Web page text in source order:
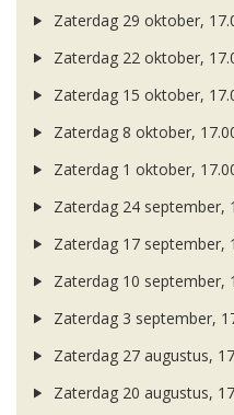
Zaterdag 29 oktober,
Zaterdag 22 oktober,
Zaterdag 15 oktober,
Zaterdag 8 oktober,
Zaterdag 1 oktober,
Zaterdag 24 september,
Zaterdag 17 september,
Zaterdag 10 september,
Zaterdag 3 september,
Zaterdag 27 augustus,
Zaterdag 20 augustus,